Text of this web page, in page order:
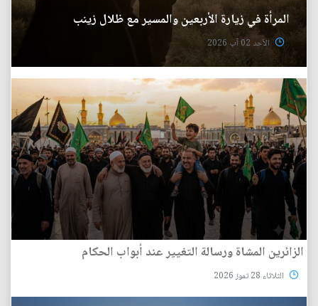
المرأة في زيارة الأربعين والمسير مع ظلال زينب
الأحد 02 آب 2026
الزائرين المشاة ورسالة التغيير عند أبواب الحكام
الثلاثاء 28 تموز 2026